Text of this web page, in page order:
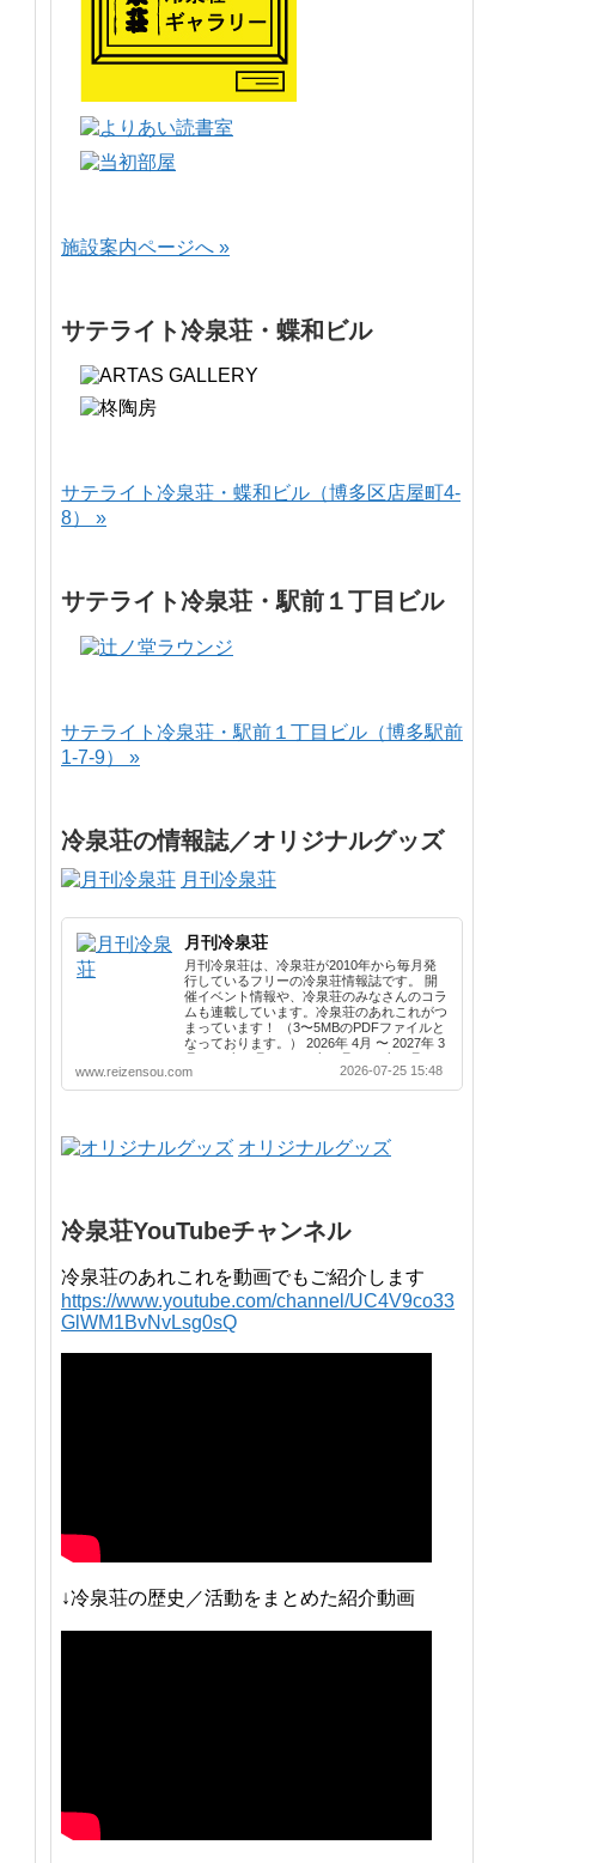
施設案内ページへ »
サテライト冷泉荘・蝶和ビル
サテライト冷泉荘・蝶和ビル（博多区店屋町4-
8） »
サテライト冷泉荘・駅前１丁目ビル
サテライト冷泉荘・駅前１丁目ビル（博多駅前
1-7-9） »
冷泉荘の情報誌／オリジナルグッズ
月刊冷泉荘
月刊冷泉荘
月刊冷泉荘は、冷泉荘が2010年から毎月発
行しているフリーの冷泉荘情報誌です。 開
催イベント情報や、冷泉荘のみなさんのコラ
ムも連載しています。冷泉荘のあれこれがつ
まっています！ （3〜5MBのPDFファイルと
なっております。） 2026年 4月 〜 2027年 3
2025年 3月 2023年 4月 〜 2024年 3月 2022
年 4月 〜 2023年 3月 2021年 4月 〜 2022年
年 4月 〜 2018年 3月 2016年 4月 〜 2017年
3月 2015年 4月 〜 2016年 3月 2014年 4月 〜
www.reizensou.com 2026-07-25 15:48
オリジナルグッズ
冷泉荘YouTubeチャンネル
冷泉荘のあれこれを動画でもご紹介します
https://www.youtube.com/channel/UC4V9co33
GlWM1BvNvLsg0sQ
↓冷泉荘の歴史／活動をまとめた紹介動画